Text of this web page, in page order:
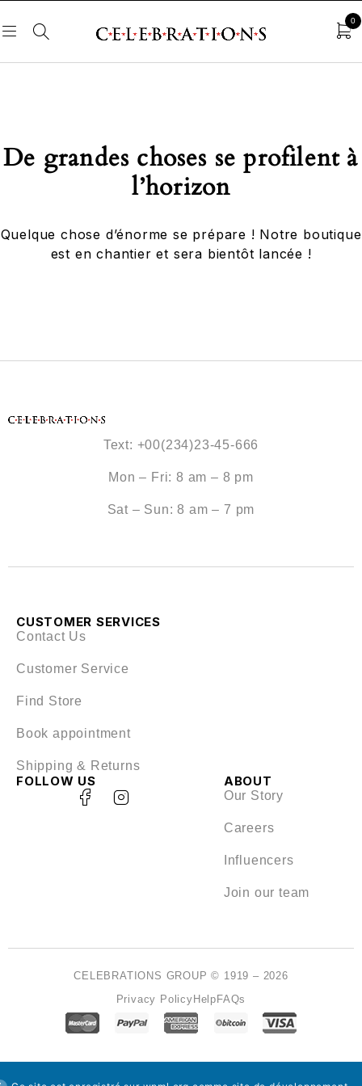
0
De grandes choses se profilent à
l’horizon
Quelque chose d’énorme se prépare ! Notre boutique
est en chantier et sera bientôt lancée !
Text: +00(234)23-45-666
Mon – Fri: 8 am – 8 pm
Sat – Sun: 8 am – 7 pm
ABOUT
Our Story
Careers
Influencers
Join our team
CUSTOMER SERVICES
Contact Us
Customer Service
Find Store
Book appointment
Shipping & Returns
FOLLOW US
Privacy PolicyHelpFAQs
CELEBRATIONS GROUP © 1919 – 2026